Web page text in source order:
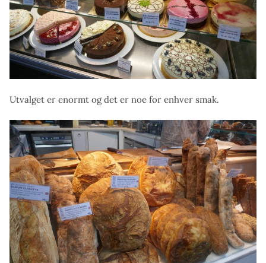
Utvalget er enormt og det er noe for enhver smak.